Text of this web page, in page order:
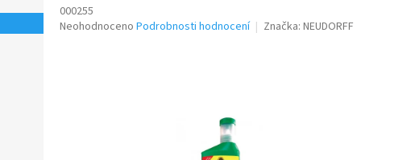
000255
Průměrné
Neohodnoceno Podrobnosti hodnocení Značka: NEUDORFF